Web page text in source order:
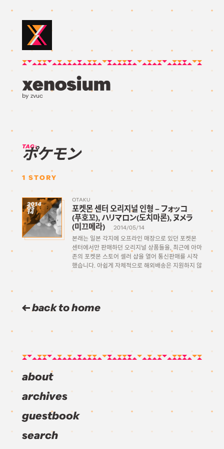
by zvuc
TAG:
ポケモン
1 STORY
2014
05
14
OTAKU
포켓몬 센터 오리지널 인형 – フォッコ
(푸호꼬), ハリマロン(도치마론), ヌメラ
(미끄메라)
2014/05/14
본래는 일본 각지에 오프라인 매장으로 있던 포켓몬
센터에서만 판매하던 오리지널 상품들을, 최근에 아마
존의 포켓몬 스토어 셀러 샵을 열어 통신판매를 시작
했습니다. 아쉽게 자체적으로 해외배송은 지원하지 않
에 부탁드려서 […]
back to home
about
archives
guestbook
search